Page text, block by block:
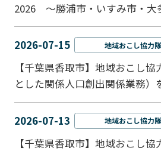
2026 ～勝浦市・いすみ市・大
2026-07-15 地域おこし協力隊
【千葉県香取市】地域おこし
とした関係人口創出関係業務）
2026-07-13 地域おこし協力隊
【千葉県香取市】地域おこし